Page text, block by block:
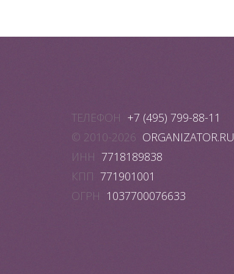
ТЕЛЕФОН +7 (495) 799-88-11
© 2010-2026 ORGANIZATOR.RU
ИНН 7718189838
КПП 771901001
ОГРН 1037700076633